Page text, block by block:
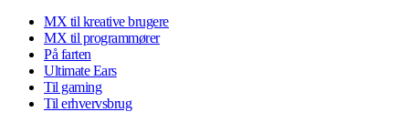
MX til kreative brugere
MX til programmører
På farten
Ultimate Ears
Til gaming
Til erhvervsbrug